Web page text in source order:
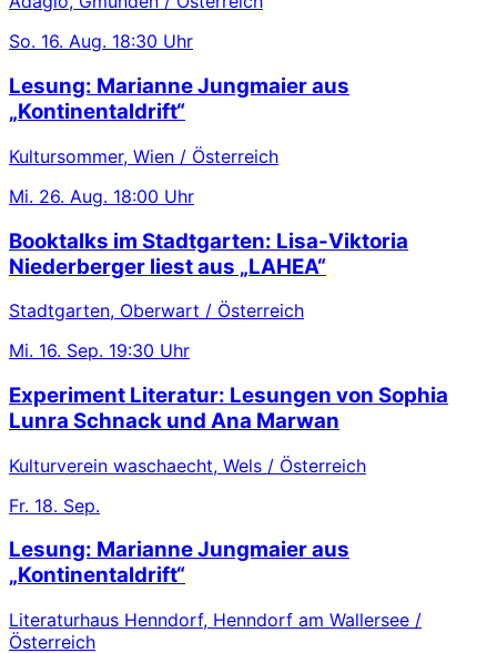
So. 16. Aug. 18:30 Uhr
Lesung: Marianne Jungmaier aus
„Kontinentaldrift“
Kultursommer, Wien / Österreich
Mi. 26. Aug. 18:00 Uhr
Booktalks im Stadtgarten: Lisa-Viktoria
Niederberger liest aus „LAHEA“
Stadtgarten, Oberwart / Österreich
Mi. 16. Sep. 19:30 Uhr
Experiment Literatur: Lesungen von Sophia
Lunra Schnack und Ana Marwan
Kulturverein waschaecht, Wels / Österreich
Fr. 18. Sep.
Lesung: Marianne Jungmaier aus
„Kontinentaldrift“
Literaturhaus Henndorf, Henndorf am Wallersee /
Österreich